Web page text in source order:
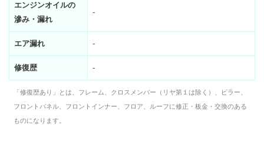
エンジンオイルの
滲み・漏れ
-
エア漏れ -
修復歴 -
「修復歴あり」とは、フレーム、クロスメンバー（リヤ第１は除く）、ピラー、
フロントパネル、フロントインナー、フロア、ルーフに修正・板金・交換のある
ものになります。